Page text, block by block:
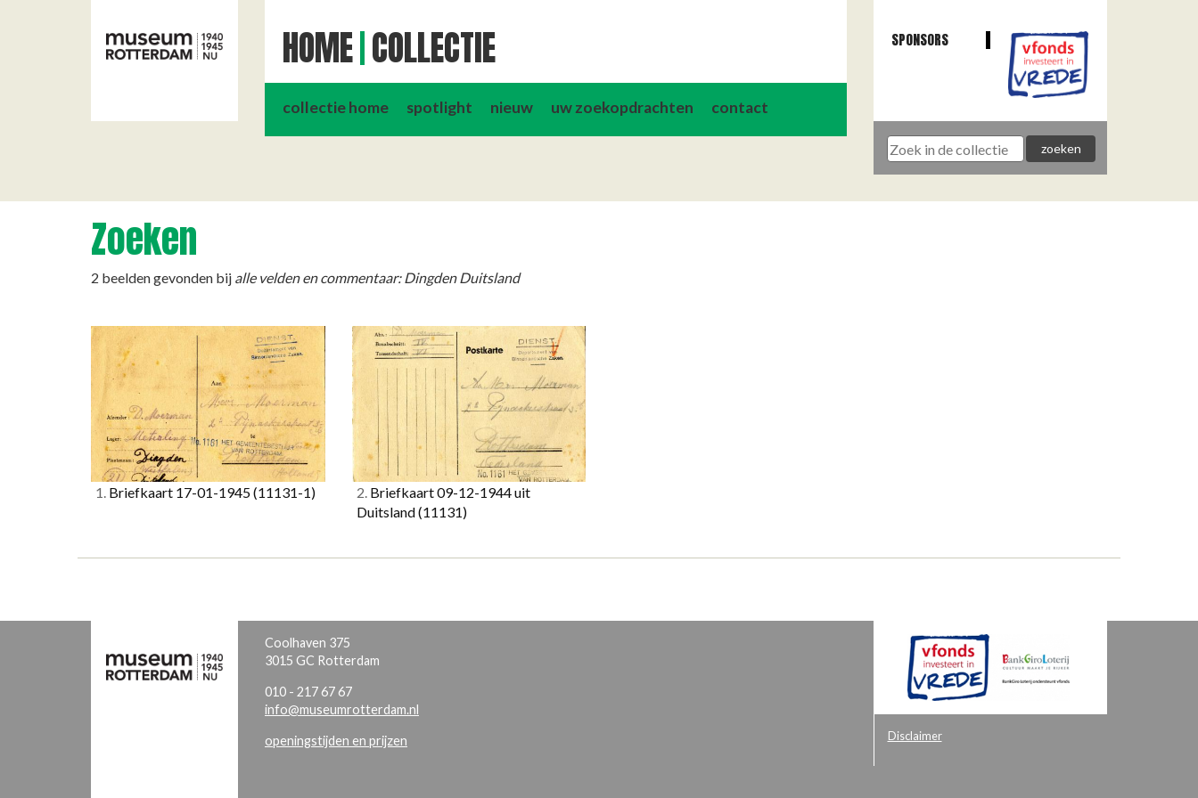
HOME COLLECTIE
collectie home spotlight nieuw uw zoekopdrachten contact
SPONSORS
Zoeken
2 beelden gevonden bij alle velden en commentaar: Dingden Duitsland
1. Briefkaart 17-01-1945(11131-1) 2.Briefkaart 09-12-1944 uit
Duitsland(11131)
Coolhaven 375
3015 GC Rotterdam
010 - 217 67 67
info@museumrotterdam.nl
openingstijden en prijzen Disclaimer